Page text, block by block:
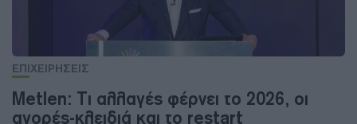
ΕΠΙΧΕΙΡΗΣΕΙΣ
Metlen: Τι αλλαγές φέρνει το 2026, οι
αγορές-κλειδιά και το restart